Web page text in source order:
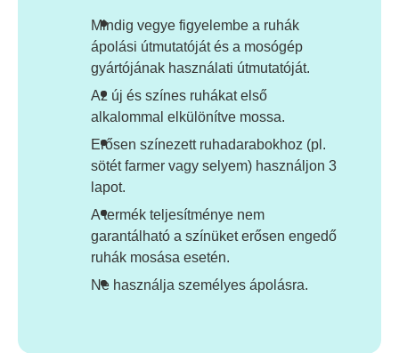
Mindig vegye figyelembe a ruhák
ápolási útmutatóját és a mosógép
gyártójának használati útmutatóját.
Az új és színes ruhákat első
alkalommal elkülönítve mossa.
Erősen színezett ruhadarabokhoz (pl.
sötét farmer vagy selyem) használjon 3
lapot.
A termék teljesítménye nem
garantálható a színüket erősen engedő
ruhák mosása esetén.
Ne használja személyes ápolásra.